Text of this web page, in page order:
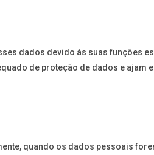
dados devido às suas funções
de proteção de dados e ajam
quando os dados pessoais